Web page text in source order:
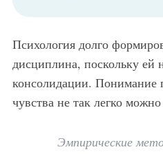
Психология долго
дисциплина, поскольку ей
консолидации. Понимание
чувства не так легко
Эмпирические